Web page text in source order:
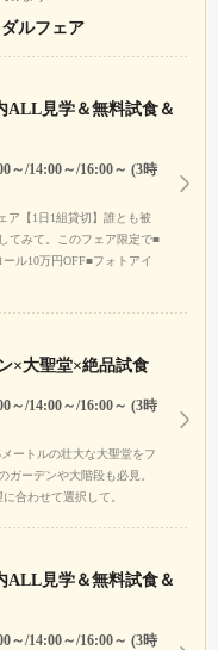
ルフェア
ALL見学＆無料試食＆
～/14:00～/16:00～ (3時
ア【1日1組貸切】誰とも被
てみて。このフェア限定で■
ル10万円OFF■フォトアイ
×大聖堂×絶品試食
～/14:00～/16:00～ (3時
ートルの壮大な大聖堂をフ
ガーデンや大階段も必見。
合わせて選択して。
ALL見学＆無料試食＆
～/14:00～/16:00～ (3時